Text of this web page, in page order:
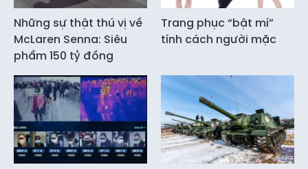
Những sự thật thú vị về
McLaren Senna: Siêu
phẩm 150 tỷ đồng
Trang phục “bật mí”
tính cách người mặc